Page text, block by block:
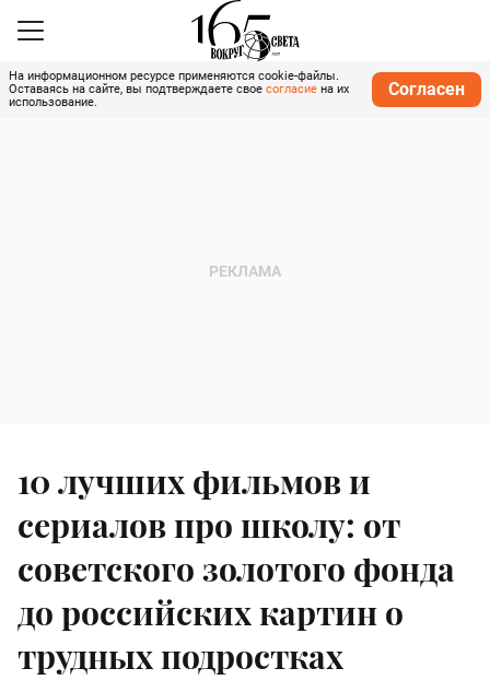
На информационном ресурсе применяются cookie-файлы.
Оставаясь на сайте, вы подтверждаете свое согласие на их
использование.
Согласен
10 лучших фильмов и
сериалов про школу: от
советского золотого фонда
до российских картин о
трудных подростках